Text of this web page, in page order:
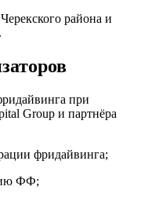
района и
при
Group и партнёра
фридайвинга;
ФФ;